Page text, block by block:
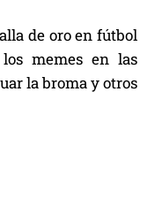
de oro en fútbol
memes en las
la broma y otros